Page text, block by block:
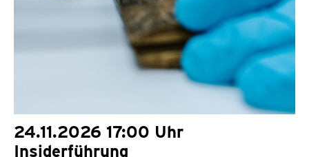
24.11.2026 17:00 Uhr
Insiderführung